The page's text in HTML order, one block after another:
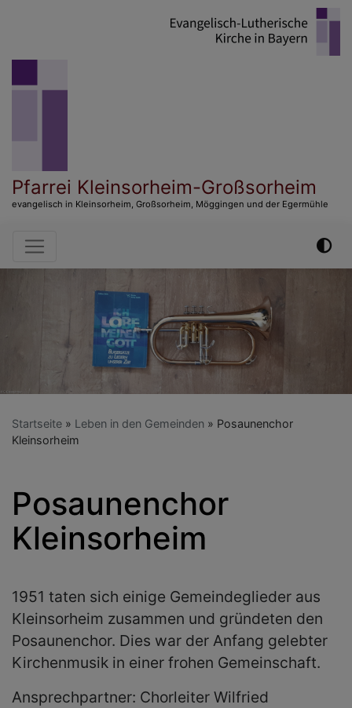
Pfarrei Kleinsorheim-Großsorheim
evangelisch in Kleinsorheim, Großsorheim, Möggingen und der Egermühle
Hauptnavigation
Startseite Leben in den Gemeinden
Posaunenchor
Kleinsorheim
Posaunenchor
Kleinsorheim
1951 taten sich einige Gemeindeglieder aus
Kleinsorheim zusammen und gründeten den
Posaunenchor. Dies war der Anfang gelebter
Kirchenmusik in einer frohen Gemeinschaft.
Ansprechpartner: Chorleiter Wilfried